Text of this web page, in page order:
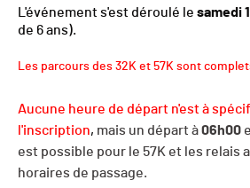
L'événement s'est déroulé le samedi
de 6 ans).
Les parcours des 32K et 57K sont
Aucune heure de départ n'est à
l'inscription, mais un départ à06h00
est possible pour le 57K et les relais
horaires de passage.